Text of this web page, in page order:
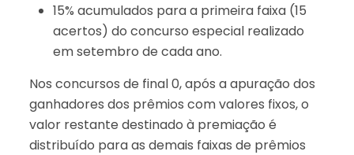
15% acumulados para a primeira faixa (15
acertos) do concurso especial realizado
em setembro de cada ano.
Nos concursos de final 0, após a apuração dos
ganhadores dos prêmios com valores fixos, o
valor restante destinado à premiação é
distribuído para as demais faixas de prêmios